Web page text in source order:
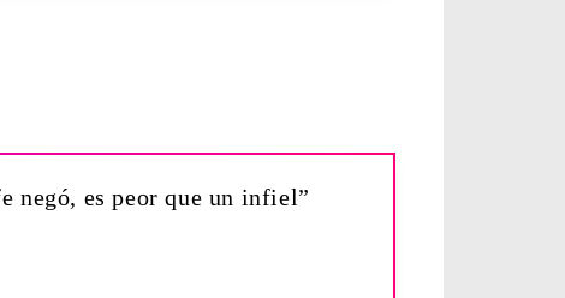
negó, es peor que un infiel”